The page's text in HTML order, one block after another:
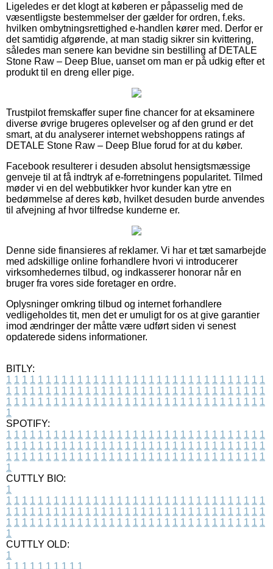
Ligeledes er det klogt at køberen er påpasselig med de
væsentligste bestemmelser der gælder for ordren, f.eks.
hvilken ombytningsrettighed e-handlen kører med. Derfor er
det samtidig afgørende, at man stadig sikrer sin kvittering,
således man senere kan bevidne sin bestilling af DETALE
Stone Raw – Deep Blue, uanset om man er på udkig efter et
produkt til en dreng eller pige.
Trustpilot fremskaffer super fine chancer for at eksaminere
diverse øvrige brugeres oplevelser og af den grund er det
smart, at du analyserer internet webshoppens ratings af
DETALE Stone Raw – Deep Blue forud for at du køber.
Facebook resulterer i desuden absolut hensigtsmæssige
genveje til at få indtryk af e-forretningens popularitet. Tilmed
møder vi en del webbutikker hvor kunder kan ytre en
bedømmelse af deres køb, hvilket desuden burde anvendes
til afvejning af hvor tilfredse kunderne er.
Denne side finansieres af reklamer. Vi har et tæt samarbejde
med adskillige online forhandlere hvori vi introducerer
virksomhedernes tilbud, og indkasserer honorar når en
bruger fra vores side foretager en ordre.
Oplysninger omkring tilbud og internet forhandlere
vedligeholdes tit, men det er umuligt for os at give garantier
imod ændringer der måtte være udført siden vi senest
opdaterede sidens informationer.
BITLY:
1 1 1 1 1 1 1 1 1 1 1 1 1 1 1 1 1 1 1 1 1 1 1 1 1 1 1 1 1 1 1 1 1
1 1 1 1 1 1 1 1 1 1 1 1 1 1 1 1 1 1 1 1 1 1 1 1 1 1 1 1 1 1 1 1 1
1 1 1 1 1 1 1 1 1 1 1 1 1 1 1 1 1 1 1 1 1 1 1 1 1 1 1 1 1 1 1 1 1
1
SPOTIFY:
1 1 1 1 1 1 1 1 1 1 1 1 1 1 1 1 1 1 1 1 1 1 1 1 1 1 1 1 1 1 1 1 1
1 1 1 1 1 1 1 1 1 1 1 1 1 1 1 1 1 1 1 1 1 1 1 1 1 1 1 1 1 1 1 1 1
1 1 1 1 1 1 1 1 1 1 1 1 1 1 1 1 1 1 1 1 1 1 1 1 1 1 1 1 1 1 1 1 1
1
CUTTLY BIO:
1
1 1 1 1 1 1 1 1 1 1 1 1 1 1 1 1 1 1 1 1 1 1 1 1 1 1 1 1 1 1 1 1 1
1 1 1 1 1 1 1 1 1 1 1 1 1 1 1 1 1 1 1 1 1 1 1 1 1 1 1 1 1 1 1 1 1
1 1 1 1 1 1 1 1 1 1 1 1 1 1 1 1 1 1 1 1 1 1 1 1 1 1 1 1 1 1 1 1 1
1
CUTTLY OLD:
1
1 1 1 1 1 1 1 1 1 1